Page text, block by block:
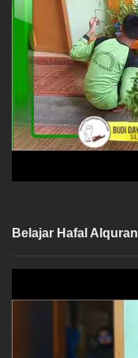
Belajar Hafal Alquran